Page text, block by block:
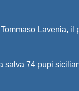
Lavenia, il
salva 74 pupi